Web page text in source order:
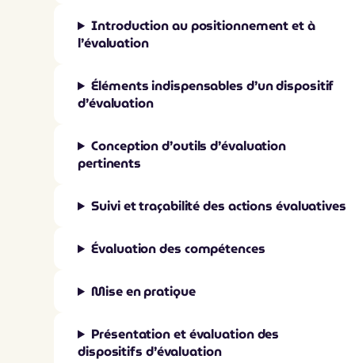
Introduction au positionnement et à
l’évaluation
Éléments indispensables d’un dispositif
d’évaluation
Conception d’outils d’évaluation
pertinents
Suivi et traçabilité des actions évaluatives
Évaluation des compétences
Mise en pratique
Présentation et évaluation des
dispositifs d’évaluation